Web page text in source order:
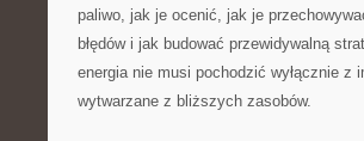
paliwo, jak je ocenić, jak je
błędów i jak budować przewidywalną
energia nie musi pochodzić wyłącznie z
wytwarzane z bliższych zasobów.